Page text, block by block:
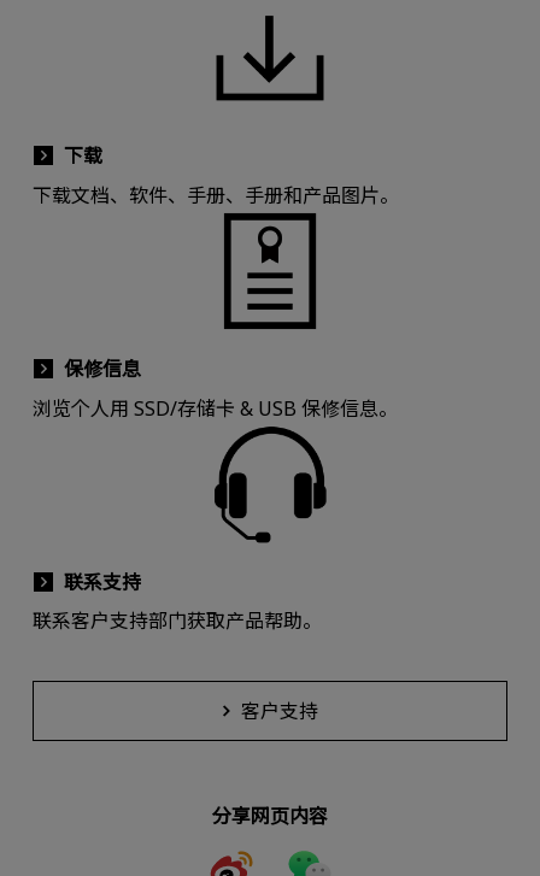
下载
下载文档、软件、手册、手册和产品图片。
保修信息
浏览个人用 SSD/存储卡 & USB 保修信息。
联系支持
联系客户支持部门获取产品帮助。
客户支持
分享网页内容